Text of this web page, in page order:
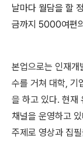
날마다 월담을 할
금까지 5000여편
본업으로는 인재개
수를 거쳐 대학, 기
을 하고 있다. 현재
채널을 운영하고
주제로 영상과 집